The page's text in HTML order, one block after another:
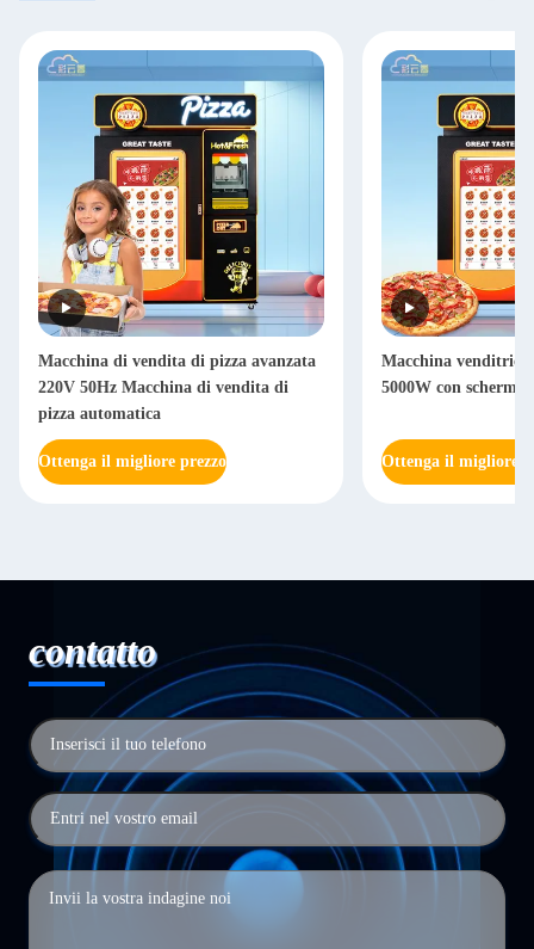
Macchina di vendita di pizza avanzata
220V 50Hz Macchina di vendita di
pizza automatica
Ottenga il migliore prezzo
Macchina venditrice
5000W con
Ottenga il migliore
contatto